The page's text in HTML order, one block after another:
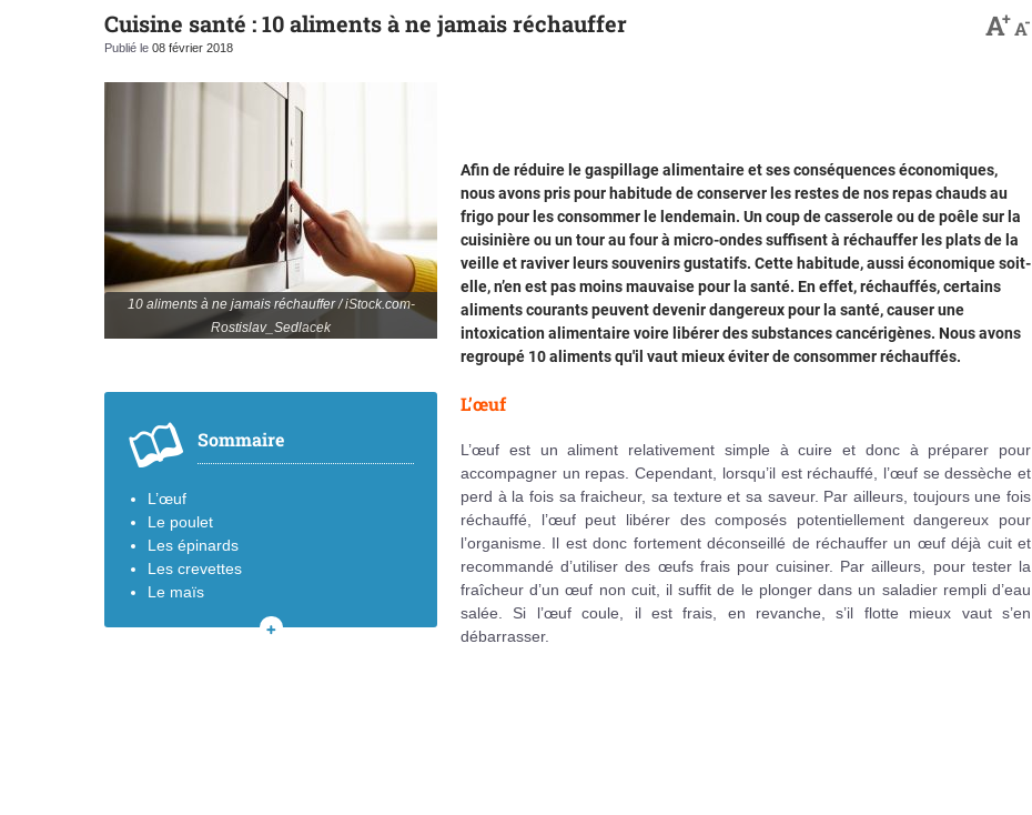
Cuisine santé : 10 aliments à ne jamais réchauffer
Publié le 08 février 2018
A+A-
10 aliments à ne jamais réchauffer / iStock.com-
Rostislav_Sedlacek
Afin de réduire le gaspillage alimentaire et ses conséquences économiques,
nous avons pris pour habitude de conserver les restes de nos repas chauds au
frigo pour les consommer le lendemain. Un coup de casserole ou de poêle sur la
cuisinière ou un tour au four à micro-ondes suffisent à réchauffer les plats de la
veille et raviver leurs souvenirs gustatifs. Cette habitude, aussi économique soit-
elle, n’en est pas moins mauvaise pour la santé. En effet, réchauffés, certains
aliments courants peuvent devenir dangereux pour la santé, causer une
intoxication alimentaire voire libérer des substances cancérigènes. Nous avons
regroupé 10 aliments qu'il vaut mieux éviter de consommer réchauffés.
Sommaire
L’œuf
Le poulet
Les épinards
Les crevettes
Le maïs
Les pommes de terre
Les champignons
L’œuf
L’œuf est un aliment relativement simple à cuire et donc à préparer pour
accompagner un repas. Cependant, lorsqu’il est réchauffé, l’œuf se dessèche et
perd à la fois sa fraicheur, sa texture et sa saveur. Par ailleurs, toujours une fois
réchauffé, l’œuf peut libérer des composés potentiellement dangereux pour
l’organisme. Il est donc fortement déconseillé de réchauffer un œuf déjà cuit et
recommandé d’utiliser des œufs frais pour cuisiner. Par ailleurs, pour tester la
fraîcheur d’un œuf non cuit, il suffit de le plonger dans un saladier rempli d’eau
salée. Si l’œuf coule, il est frais, en revanche, s’il flotte mieux vaut s’en
débarrasser.